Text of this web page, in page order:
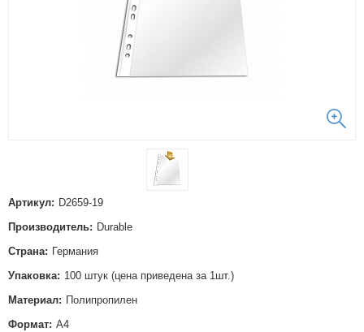
Артикул: D2659-19
Производитель: Durable
Страна: Германия
Упаковка: 100 штук (цена приведена за 1шт.)
Материал: Полипропилен
Формат: А4